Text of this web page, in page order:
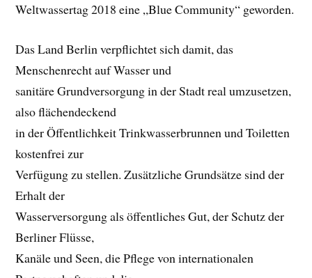
Weltwassertag 2018 eine „Blue Community“ geworden.
Das Land Berlin verpflichtet sich damit, das
Menschenrecht auf Wasser und
sanitäre Grundversorgung in der Stadt real umzusetzen,
also flächendeckend
in der Öffentlichkeit Trinkwasserbrunnen und Toiletten
kostenfrei zur
Verfügung zu stellen. Zusätzliche Grundsätze sind der
Erhalt der
Wasserversorgung als öffentliches Gut, der Schutz der
Berliner Flüsse,
Kanäle und Seen, die Pflege von internationalen